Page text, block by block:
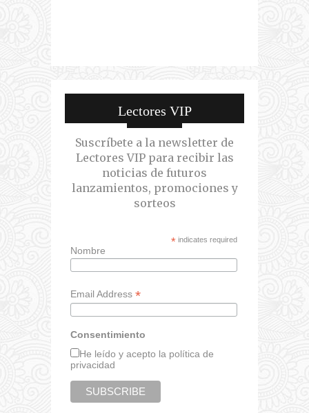
Lectores VIP
Suscríbete a la newsletter de
Lectores VIP para recibir las
noticias de futuros
lanzamientos, promociones y
sorteos
*indicates required
Nombre
Email Address *
Consentimiento
He leído y acepto la política de
privacidad